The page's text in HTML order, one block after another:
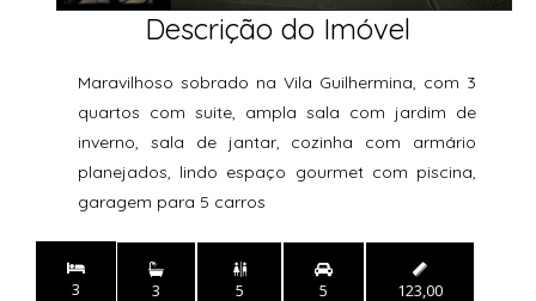
Descrição do Imóvel
Maravilhoso sobrado na Vila Guilhermina, com 3
quartos com suite, ampla sala com jardim de
inverno, sala de jantar, cozinha com armário
planejados, lindo espaço gourmet com piscina,
garagem para 5 carros
3 3

5 5

123,00